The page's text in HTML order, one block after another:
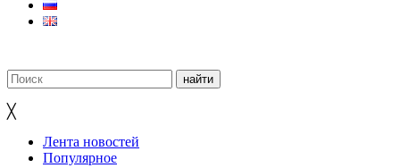
╳
Лента новостей
Популярное